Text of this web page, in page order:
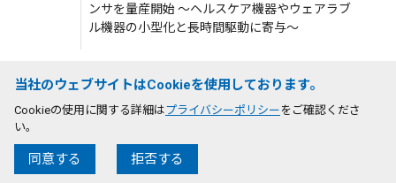
ンサを量産開始 ～ヘルスケア機器やウェアラブ
ル機器の小型化と長時間駆動に寄与～
2026
04.13
新製品ニュース
山洋電気 業界トップの低騒音 40 × 20 mm厚、
40 × 28 mm厚 DCファンを発売
当社のウェブサイトはCookieを使用しております。
Cookieの使用に関する詳細はプライバシーポリシー をご確認くださ
い。
同意する 拒否する